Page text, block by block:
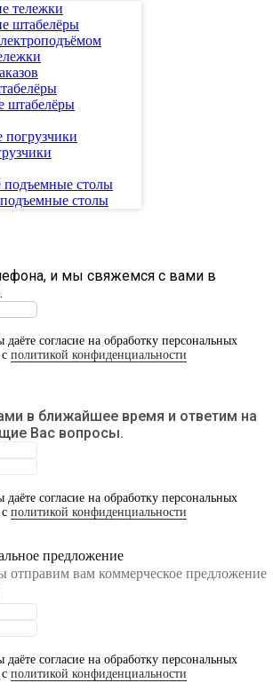
тележки
штабелёры
штабелёры
погрузчики
столы
столы
и мы свяжемся с вами в
согласие на обработку персональных
политикой конфиденциальности
в ближайшее время и ответим на
Вас вопросы.
согласие на обработку персональных
политикой конфиденциальности
предложение
отправим вам коммерческое предложение
согласие на обработку персональных
политикой конфиденциальности